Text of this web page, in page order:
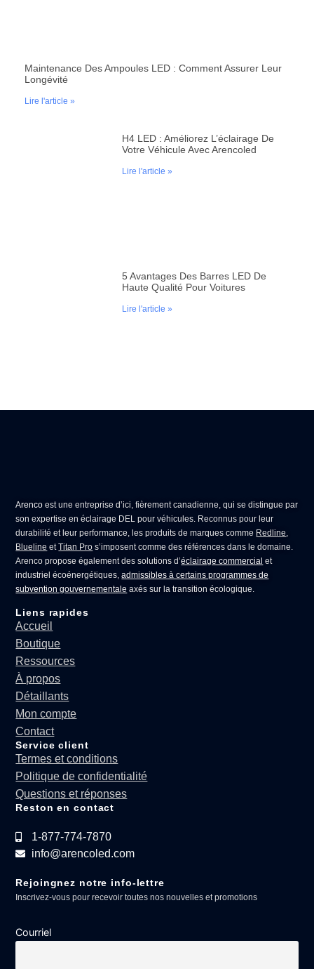
Maintenance Des Ampoules LED : Comment Assurer Leur
Longévité
Lire l'article »
H4 LED : Améliorez L’éclairage De
Votre Véhicule Avec Arencoled
Lire l'article »
5 Avantages Des Barres LED De
Haute Qualité Pour Voitures
Lire l'article »
Arenco est une entreprise d’ici, fièrement canadienne, qui se distingue par
son expertise enéclairage DEL pour véhicules . Reconnus pour leur
durabilité et leur performance, les produits de marques comme Redline
Blueline etTitan Pro s’imposent comme des références dans le domaine.
Arenco propose également des solutions d’éclairage commercial et
industriel écoénergétiques,admissibles à certains programmes de
subvention gouvernementale axés sur la transition écologique.
Liens rapides
Accueil
Boutique
Ressources
À propos
Détaillants
Mon compte
Contact
Service client
Termes et conditions
Politique de confidentialité
Questions et réponses
Reston en contact
1-877-774-7870
info@arencoled.com
Rejoingnez notre info-lettre
Inscrivez-vous pour recevoir toutes nos nouvelles et promotions
Courriel